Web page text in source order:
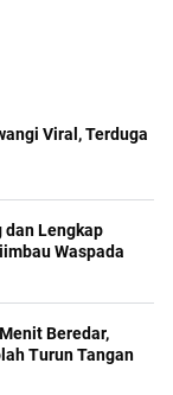
Viral, Terduga
dan Lengkap
Waspada
Beredar,
Turun Tangan